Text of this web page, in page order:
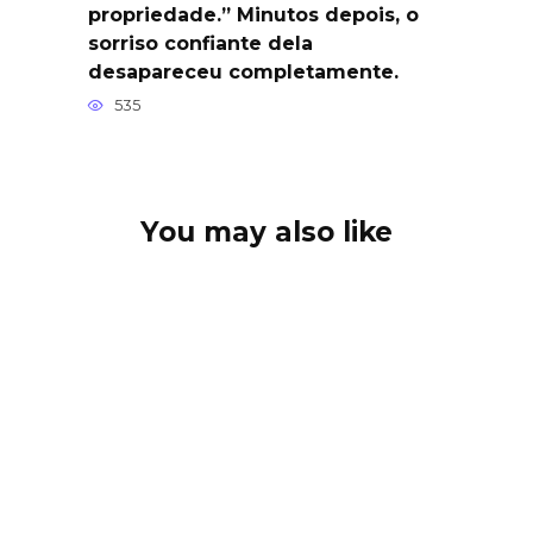
propriedade.” Minutos depois, o
sorriso confiante dela
desapareceu completamente.
535
You may also like